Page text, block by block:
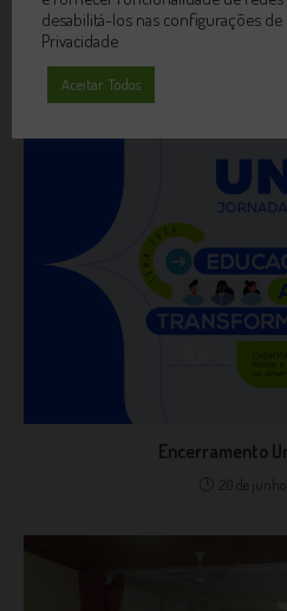
atendimentos
Encerramento
20 de
desabilitá-los nas configurações de
Privacidade
Aceitar Todos